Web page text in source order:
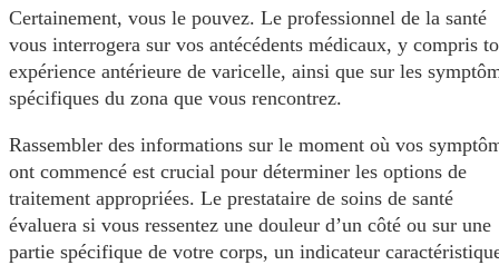
Certainement, vous le pouvez. Le professionnel de la santé
vous interrogera sur vos antécédents médicaux, y compris
expérience antérieure de varicelle, ainsi que sur les
spécifiques du zona que vous rencontrez.
Rassembler des informations sur le moment où vos
ont commencé est crucial pour déterminer les options de
traitement appropriées. Le prestataire de soins de santé
évaluera si vous ressentez une douleur d’un côté ou sur une
partie spécifique de votre corps, un indicateur